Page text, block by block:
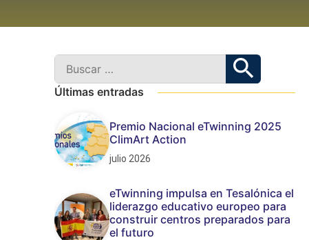
Últimas entradas
Premio Nacional eTwinning 2025
ClimArt Action
julio 2026
eTwinning impulsa en Tesalónica el
liderazgo educativo europeo para
construir centros preparados para
el futuro